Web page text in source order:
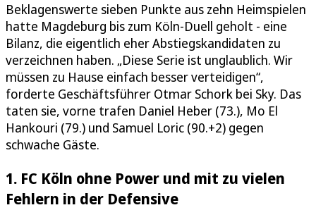
Beklagenswerte sieben Punkte aus zehn Heimspielen
hatte Magdeburg bis zum Köln-Duell geholt - eine
Bilanz, die eigentlich eher Abstiegskandidaten zu
verzeichnen haben. „Diese Serie ist unglaublich. Wir
müssen zu Hause einfach besser verteidigen“,
forderte Geschäftsführer Otmar Schork bei Sky. Das
taten sie, vorne trafen Daniel Heber (73.), Mo El
Hankouri (79.) und Samuel Loric (90.+2) gegen
schwache Gäste.
1. FC Köln ohne Power und mit zu vielen
Fehlern in der Defensive